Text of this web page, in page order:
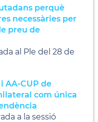
perquè
necessàries per
preu de
al Ple del 28 de
AA-CUP de
com única
a la sessió